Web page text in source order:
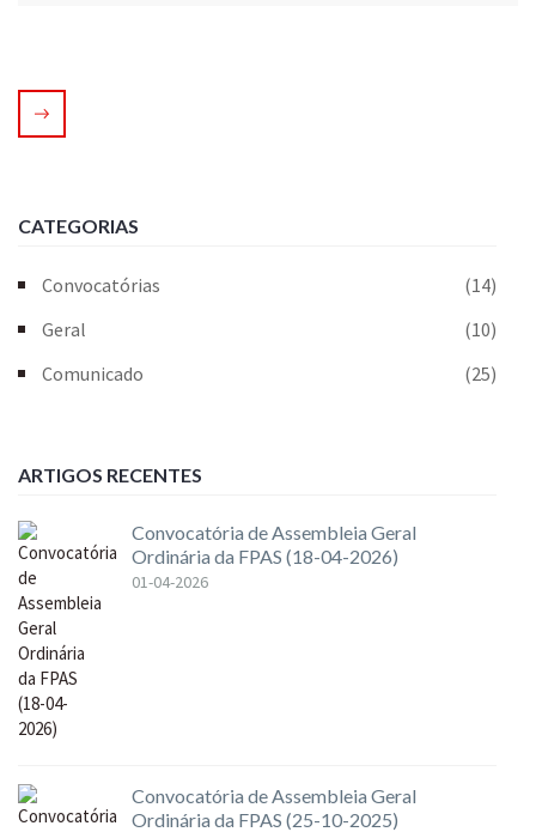
CATEGORIAS
Convocatórias
(14)
Geral
(10)
Comunicado
(25)
ARTIGOS RECENTES
Convocatória de Assembleia Geral
Ordinária da FPAS (18-04-2026)
01-04-2026
Convocatória de Assembleia Geral
Ordinária da FPAS (25-10-2025)